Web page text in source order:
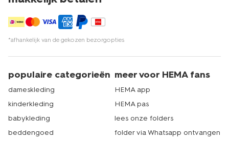
*afhankelijk van de gekozen bezorgopties
populaire categorieën
dameskleding
kinderkleding
babykleding
beddengoed
meer voor HEMA fans
HEMA app
HEMA pas
lees onze folders
folder via Whatsapp ontvangen